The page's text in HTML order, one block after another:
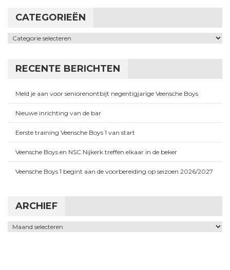
CATEGORIEËN
Categorieën
RECENTE BERICHTEN
Meld je aan voor seniorenontbijt negentigjarige Veensche Boys
Nieuwe inrichting van de bar
Eerste training Veensche Boys 1 van start
Veensche Boys en NSC Nijkerk treffen elkaar in de beker
Veensche Boys 1 begint aan de voorbereiding op seizoen 2026/2027
ARCHIEF
Archief